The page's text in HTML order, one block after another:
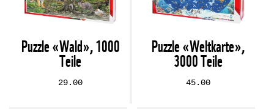
Puzzle «Wald», 1000
Teile
29.00
Puzzle «Weltkarte»,
3000 Teile
45.00